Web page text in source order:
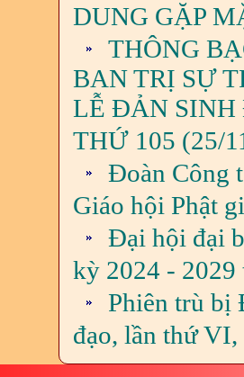
DUNG GẶP
THÔNG
BAN TRỊ SỰ
LỄ ĐẢN SINH
THỨ 105 (25/
Đoàn Công
Giáo hội Phật
Đại hội đại
kỳ 2024 - 2029
Phiên trù bị
đạo, lần thứ